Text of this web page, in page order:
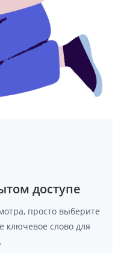
доступе
просто выберите
ключевое слово для